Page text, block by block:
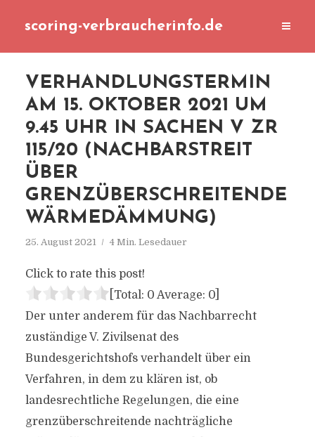
scoring-verbraucherinfo.de
VERHANDLUNGSTERMIN
AM 15. OKTOBER 2021 UM
9.45 UHR IN SACHEN V ZR
115/20 (NACHBARSTREIT
ÜBER
GRENZÜBERSCHREITENDE
WÄRMEDÄMMUNG)
25. August 2021 4 Min. Lesedauer
Click to rate this post!
[Total: 0 Average: 0]
Der unter anderem für das Nachbarrecht
zuständige V. Zivilsenat des
Bundesgerichtshofs verhandelt über ein
Verfahren, in dem zu klären ist, ob
landesrechtliche Regelungen, die eine
grenzüberschreitende nachträgliche